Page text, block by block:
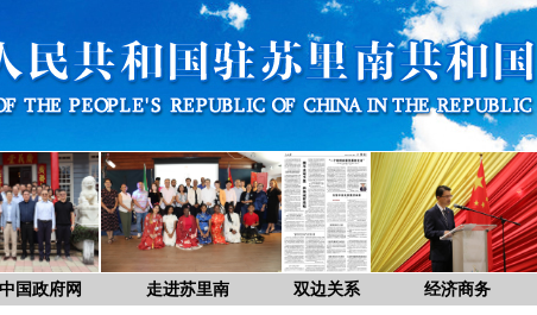
中国政府网 走进苏里南 双边关系 经济商务